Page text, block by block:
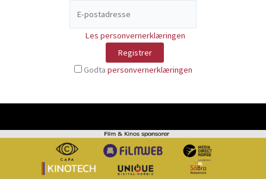
Les personvernerklæringen
Godta personvernerklæringen